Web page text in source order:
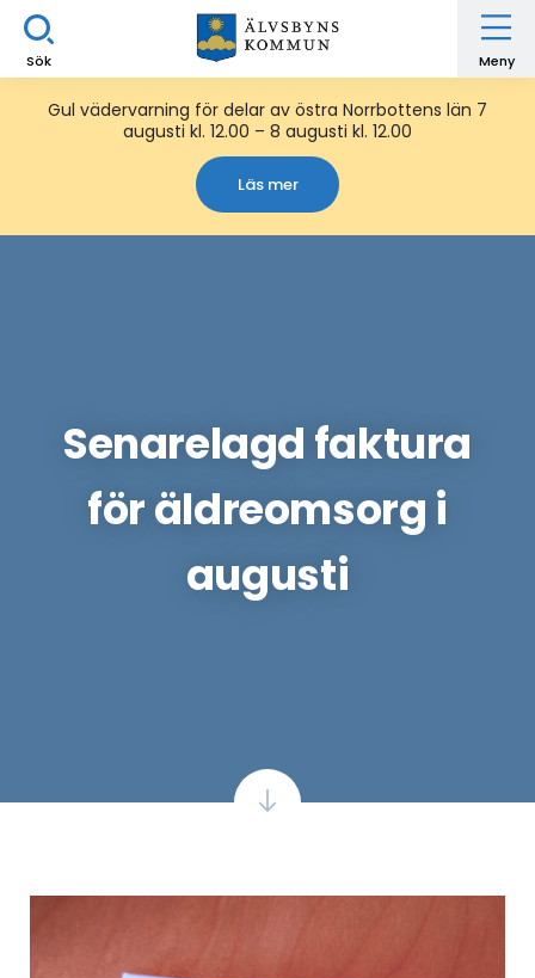
Sök Meny
Gul vädervarning för delar av östra Norrbottens län 7
augusti kl. 12.00 – 8 augusti kl. 12.00
Läs mer
Senarelagd faktura
för äldreomsorg i
augusti